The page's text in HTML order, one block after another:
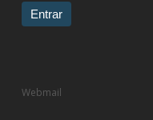
Entrar
Webmail